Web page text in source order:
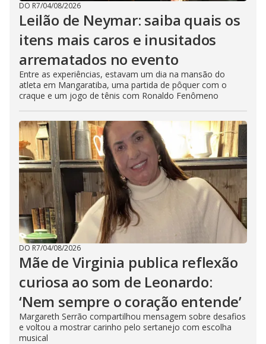
DO R7/04/08/2026
Leilão de Neymar: saiba quais os
itens mais caros e inusitados
arrematados no evento
Entre as experiências, estavam um dia na mansão do
atleta em Mangaratiba, uma partida de pôquer com o
craque e um jogo de tênis com Ronaldo Fenômeno
DO R7/04/08/2026
Mãe de Virginia publica reflexão
curiosa ao som de Leonardo:
‘Nem sempre o coração entende’
Margareth Serrão compartilhou mensagem sobre desafios
e voltou a mostrar carinho pelo sertanejo com escolha
musical